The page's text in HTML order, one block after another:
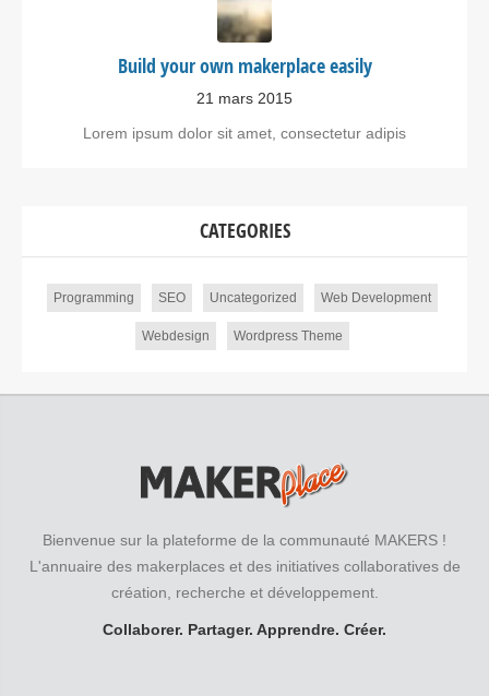
Build your own makerplace easily
21 mars 2015
Lorem ipsum dolor sit amet, consectetur adipis
CATEGORIES
Programming SEO Uncategorized Web Development
Webdesign Wordpress Theme
Bienvenue sur la plateforme de la communauté MAKERS !
L'annuaire des makerplaces et des initiatives collaboratives de
création, recherche et développement.
Collaborer. Partager. Apprendre. Créer.